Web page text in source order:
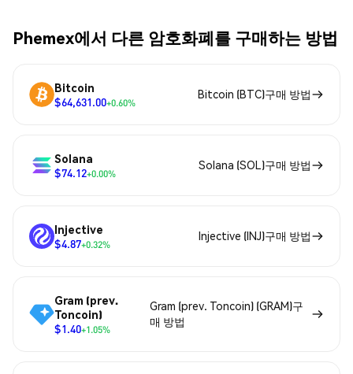
Phemex에서 다른 암호화폐를 구매하는 방법
Bitcoin
$64,631.00+0.60%
Bitcoin (BTC)구매 방법
Solana
$74.12+0.00%
Solana (SOL)구매 방법
Injective
$4.87+0.32%
Injective (INJ)구매 방법
Gram (prev.
Toncoin)
$1.40+1.05%
Gram (prev. Toncoin) (GRAM)구
매 방법